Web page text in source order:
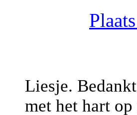
Liesje.
met het hart